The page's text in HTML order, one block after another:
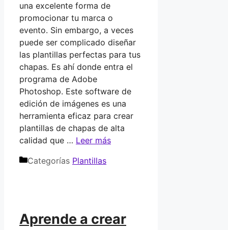
una excelente forma de
promocionar tu marca o
evento. Sin embargo, a veces
puede ser complicado diseñar
las plantillas perfectas para tus
chapas. Es ahí donde entra el
programa de Adobe
Photoshop. Este software de
edición de imágenes es una
herramienta eficaz para crear
plantillas de chapas de alta
calidad que … Leer más
Categorías Plantillas
Aprende a crear